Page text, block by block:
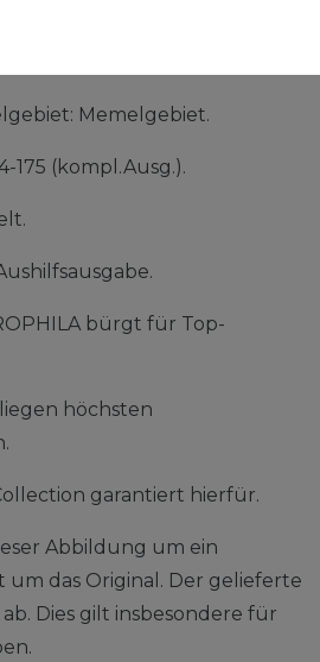
Memelgebiet.
175 (kompl.Ausg.).
bürgt für Top-
höchsten
garantiert hierfür.
Abbildung um ein
das Original. Der gelieferte
Dies gilt insbesondere für